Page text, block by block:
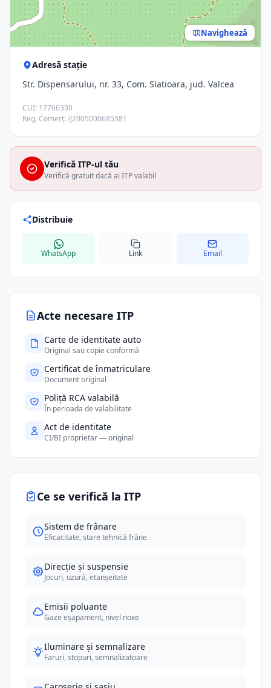
Acte necesare ITP
Carte de identitate auto
Original sau copie conformă
Certificat de înmatriculare
Document original
Poliță RCA valabilă
În perioada de valabilitate
Act de identitate
CI/BI proprietar — original
Ce se verifică la ITP
Sistem de frânare
Eficacitate, stare tehnică frâne
Direcție și suspensie
Jocuri, uzură, etanșeitate
Emisii poluante
Gaze eșapament, nivel noxe
Iluminare și semnalizare
Faruri, stopuri, semnalizatoare
Navighează
Adresă stație
Str. Dispensarului, nr. 33, Com. Slatioara, jud. Valcea
CUI: 17766330
Reg. Comerț: /J2005000685381
Verifică ITP-ul tău
Verifică gratuit dacă ai ITP valabil
Distribuie
WhatsApp Link Email